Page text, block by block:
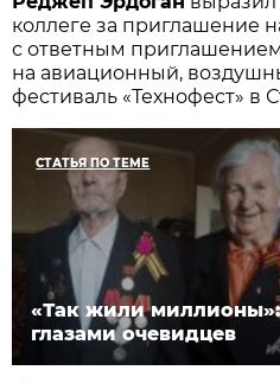
коллеге за приглашение
с ответным
на авиационный,
фестиваль «Технофест» в
СТАТЬЯ ПО ТЕМЕ
«Так жили
глазами очевидцев